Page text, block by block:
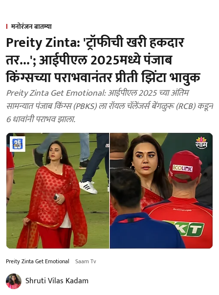
मनोरंजन बातम्या
Preity Zinta: 'ट्रॉफीची खरी हकदार
तर...'; आईपीएल 2025मध्ये पंजाब
किंग्सच्या पराभवानंतर प्रीती झिंटा भावुक
Preity Zinta Get Emotional: आईपीएल 2025 च्या अंतिम
सामन्यात पंजाब किंग्स (PBKS) ला रॉयल चॅलेंजर्स बेंगळुरू (RCB) कडून
6 धावांनी पराभव झाला.
Preity Zinta Get Emotional Saam Tv
Shruti Vilas Kadam